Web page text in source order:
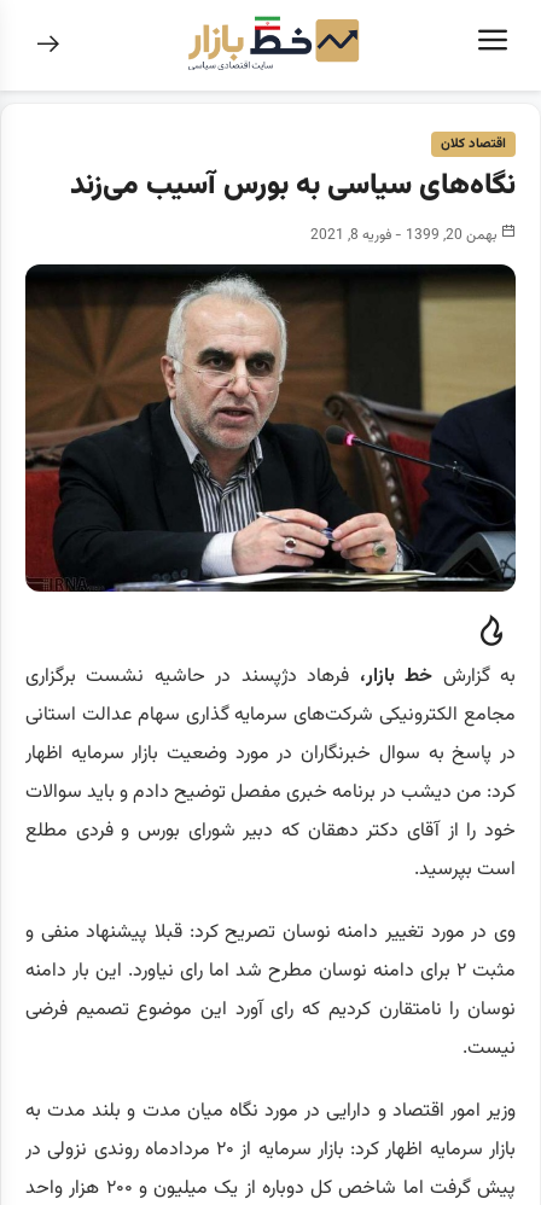
اقتصاد کلان
نگاه‌های سیاسی به بورس آسیب می‌زند
بهمن 20, 1399 - فوریه 8, 2021
به گزارش خط بازار، فرهاد دژپسند در حاشیه نشست برگزاری
مجامع الکترونیکی شرکت‌های سرمایه گذاری سهام عدالت استانی
در پاسخ به سوال خبرنگاران در مورد وضعیت بازار سرمایه اظهار
کرد: من دیشب در برنامه خبری مفصل توضیح دادم و باید سوالات
خود را از آقای دکتر دهقان که دبیر شورای بورس و فردی مطلع
است بپرسید.
وی در مورد تغییر دامنه نوسان تصریح کرد: قبلا پیشنهاد منفی و
مثبت ۲ برای دامنه نوسان مطرح شد اما رای نیاورد. این بار دامنه
نوسان را نامتقارن کردیم که رای آورد این موضوع تصمیم فرضی
نیست.
وزیر امور اقتصاد و دارایی در مورد نگاه میان مدت و بلند مدت به
بازار سرمایه اظهار کرد: بازار سرمایه از ۲۰ مردادماه روندی نزولی در
پیش گرفت اما شاخص کل دوباره از یک میلیون و ۲۰۰ هزار واحد